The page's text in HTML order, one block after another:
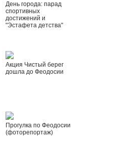
День города: парад
спортивных
достижений и
"Эстафета детства"
Акция Чистый берег
дошла до Феодосии
Прогулка по Феодосии
(фоторепортаж)